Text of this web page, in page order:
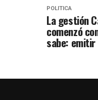
POLITICA
La gestión
comenzó
sabe: emitir